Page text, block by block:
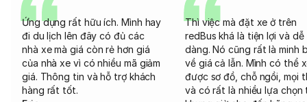
Ứng dụng rất hữu ích. Mình hay
đi du lịch lên đây có đủ các
nhà xe mà giá còn rẻ hơn giá
của nhà xe vì có nhiều mã giảm
giá. Thông tin và hỗ trợ khách
hàng rất tốt.
Thì việc mà đặt xe ở trên
redBus khá là tiện lợi và dễ
dàng. Nó cũng rất là minh
về giá cả lẫn. Mình có thể
được sơ đồ, chỗ ngồi, mọi
và có rất là nhiều lựa chọn